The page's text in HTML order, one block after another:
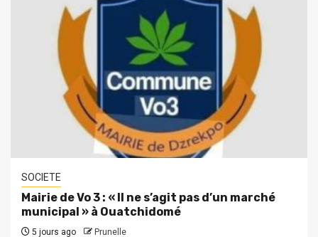
SOCIETE
Mairie de Vo 3 : « Il ne s’agit pas d’un marché
municipal » à Ouatchidomé
5 jours ago Prunelle